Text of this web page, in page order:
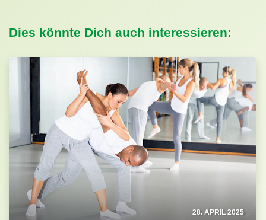
Dies könnte Dich auch interessieren:
28. APRIL 2025